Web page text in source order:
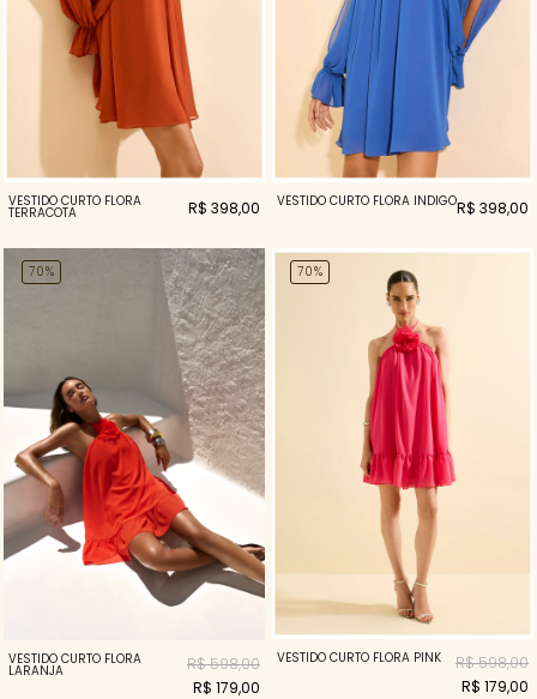
VESTIDO CURTO FLORA
TERRACOTA R$ 398,00 VESTIDO CURTO FLORA INDIGOR$ 398,00
70%
VESTIDO CURTO FLORA
LARANJA
R$ 598,00
R$ 179,00
70%
VESTIDO CURTO FLORA PINK
R$ 598,00
R$ 179,00